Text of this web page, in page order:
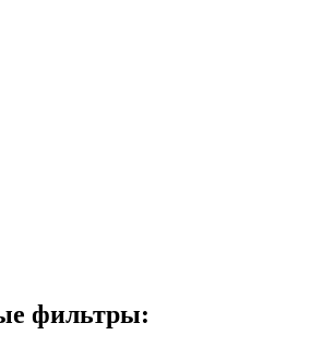
фильтры: